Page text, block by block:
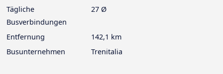
Tägliche
Busverbindungen
27 Ø
Entfernung
142,1 km
Busunternehmen
Trenitalia